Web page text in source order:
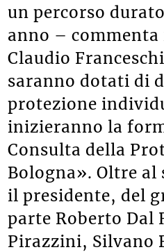
un percorso
anno – commenta
Claudio
saranno dotati di
protezione
inizieranno la
Consulta della
Bologna». Oltre al
il presidente, del
parte Roberto Dal
Pirazzini, Silvano